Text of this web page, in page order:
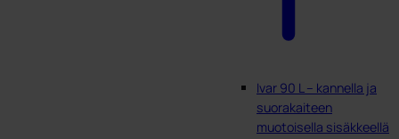
Ivar 90 L – kannella ja
suorakaiteen
muotoisella sisäkkeellä